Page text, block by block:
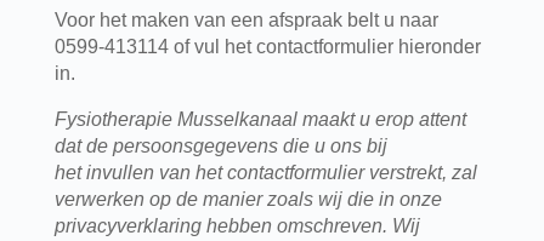
Voor het maken van een afspraak belt u naar
0599-413114 of vul het contactformulier hieronder
in.
Fysiotherapie Musselkanaal maakt u erop attent
dat de persoonsgegevens die u ons bij
het invullen van het contactformulier verstrekt, zal
verwerken op de manier zoals wij die in onze
privacyverklaring hebben omschreven. Wij